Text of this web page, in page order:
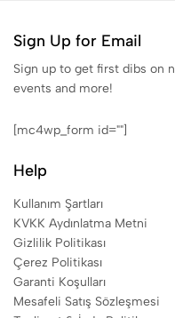
Sign Up for Email
Sign up to get first dibs on
events and more!
[mc4wp_form id=""]
Help
Kullanım Şartları
KVKK Aydınlatma Metni
Gizlilik Politikası
Çerez Politikası
Garanti Koşulları
Mesafeli Satış Sözleşmesi